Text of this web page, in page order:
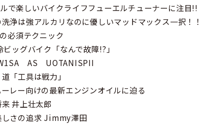
楽しいバイクライフフューエルチューナーに注目!!
は強アルカリなのに優しいマッドマックス一択！！
必須テクニック
ッグバイク「なんで故障!?」
AS UOTANISPII
「工具は戦力」
レー向けの最新エンジンオイルに迫る
井上壮太郎
さの追求 Jimmy澤田